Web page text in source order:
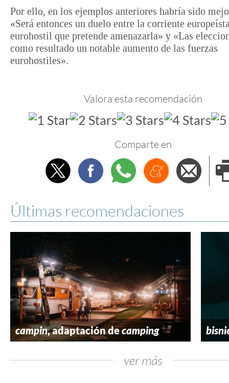
Por ello, en los ejemplos anteriores habría sido
«Será entonces un duelo entre la corriente
eurohostil que pretende amenazarla» y «Las
como resultado un notable aumento de las fuerzas
eurohostiles».
Valora esta recomendación
Comparte en
TwitterFacebookWhatsappMenéame
Últimas recomendaciones
campin, adaptación decamping
ver más